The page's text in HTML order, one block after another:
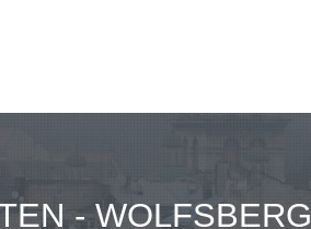
- WOLFSBERG